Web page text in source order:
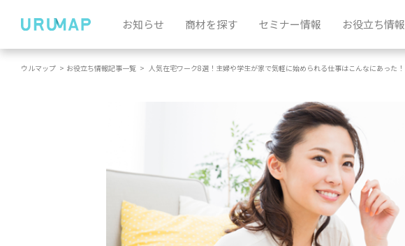
お知らせ 商材を探す セミナー情報 お役立ち情報
ウルマップ > お役立ち情報記事一覧 > 人気在宅ワーク8選！主婦や学生が家で気軽に始められる仕事はこんなにあった！